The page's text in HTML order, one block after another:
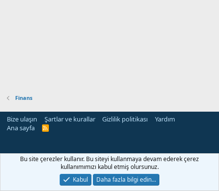
Finans
Bize ulaşın Şartlar ve kurallar Gizlilik politikası
Yardım
Ana sayfa
R
Bu site çerezler kullanır. Bu siteyi kullanmaya devam ederek çerez
kullanımımızı kabul etmiş olursunuz.
Kabul
Daha fazla bilgi edin…